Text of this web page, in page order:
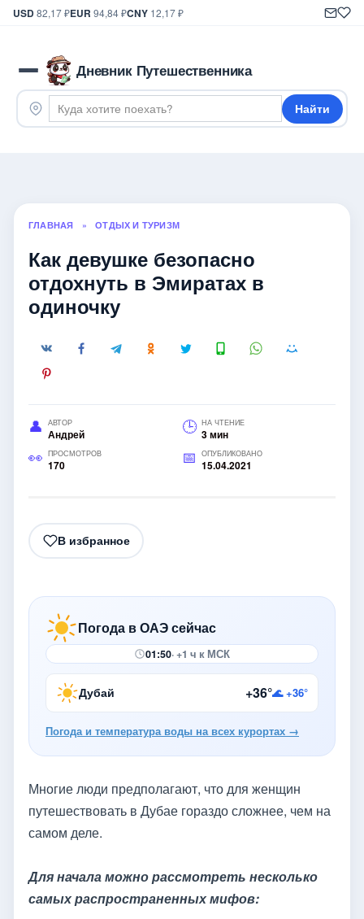
USD82,17 ₽EUR 94,84 ₽CNY 12,17 ₽
Дневник Путешественника
Найти
ГЛАВНАЯ » ОТДЫХ И ТУРИЗМ
Как девушке безопасно
отдохнуть в Эмиратах в
одиночку
АВТОР
Андрей
НА ЧТЕНИЕ
3 мин
ПРОСМОТРОВ
170
ОПУБЛИКОВАНО
15.04.2021
В избранное
Погода в ОАЭ сейчас
01:50· +1 ч к МСК
Дубай +36°🌊 +36°
Погода и температура воды на всех курортах →
Многие люди предполагают, что для женщин
путешествовать в Дубае гораздо сложнее, чем на
самом деле.
Для начала можно рассмотреть несколько
самых распространенных мифов: